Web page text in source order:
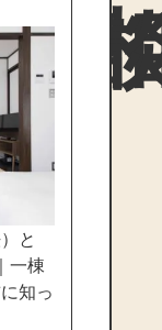
と
一棟
知っ